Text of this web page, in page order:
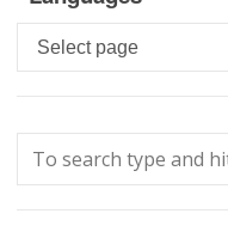
Languages